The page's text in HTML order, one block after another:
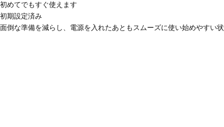
初めてでもすぐ使えます
初期設定済み
面倒な準備を減らし、電源を入れたあともスムーズに使い始めやすい